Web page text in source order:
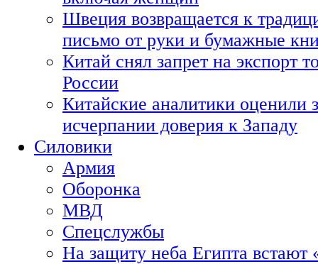
Швеция возвращается к
письмо от руки и бумажные
Китай снял запрет на экспорт
России
Китайские аналитики оценили
исчерпании доверия к Западу
Силовики
Армия
Оборонка
МВД
Спецслужбы
На защиту неба Египта встают